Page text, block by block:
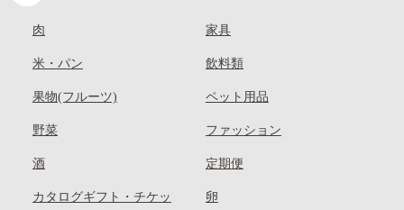
肉
米・パン
果物(フルーツ)
野菜
酒
カタログギフト・チケッ
家具
飲料類
ペット用品
ファッション
定期便
卵